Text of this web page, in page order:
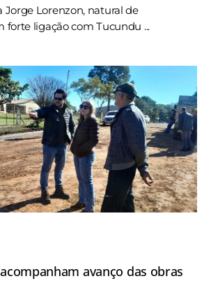
Jorge Lorenzon, natural de
forte ligação com Tucundu ...
avanço das obras